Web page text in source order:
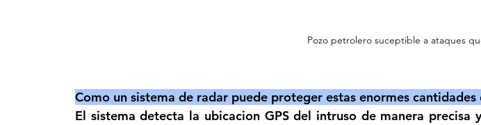
Pozo petrolero suceptible a ataques
Como un sistema de radar puede proteger estas enormes
El sistema detecta la ubicacion GPS del intruso de manera